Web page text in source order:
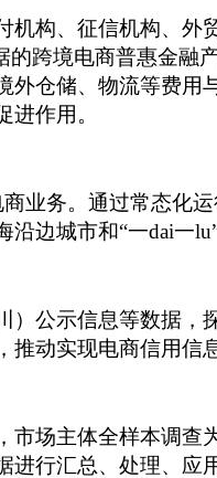
构、征信机构、
的跨境电商普惠金
仓储、物流等费
作用。
业务。通过常态化
边城市和“一dai一
公示信息等数据
动实现电商信用信
场主体全样本调
行汇总、处理、应